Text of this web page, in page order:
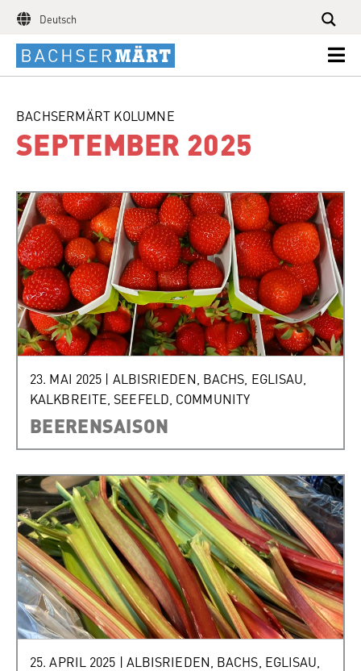
Deutsch
BACHSERMÄRT KOLUMNE
SEPTEMBER 2025
23. MAI 2025 | ALBISRIEDEN BACHS EGLISAU
KALKBREITE SEEFELD COMMUNITY
BEERENSAISON
25. APRIL 2025 | ALBISRIEDEN BACHS EGLISAU